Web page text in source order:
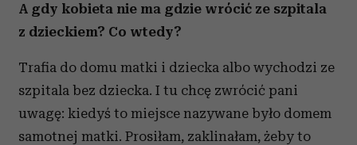
A gdy kobieta nie ma gdzie wrócić ze szpitala
z dzieckiem? Co wtedy?
Trafia do domu matki i dziecka albo wychodzi ze
szpitala bez dziecka. I tu chcę zwrócić pani
uwagę: kiedyś to miejsce nazywane było domem
samotnej matki. Prosiłam, zaklinałam, żeby to